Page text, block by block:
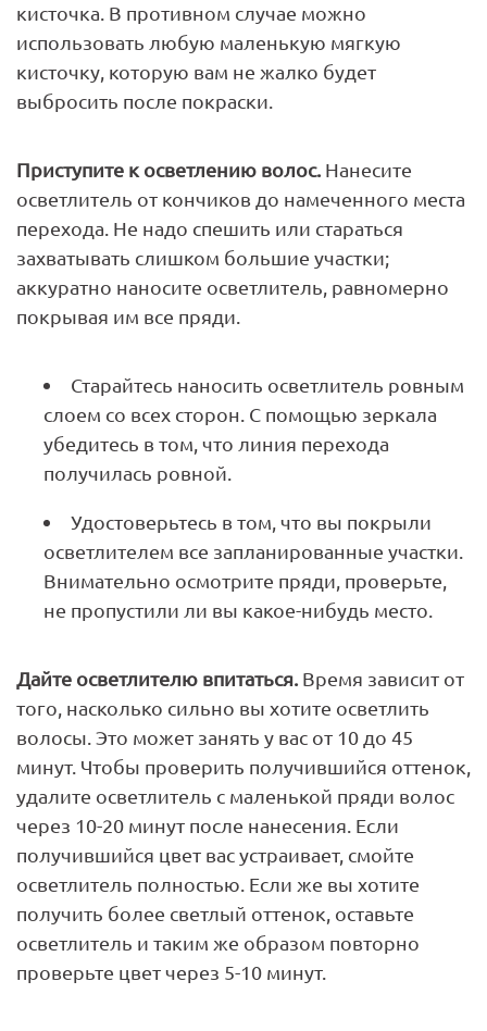
кисточка. В противном случае можно
использовать любую маленькую мягкую
кисточку, которую вам не жалко будет
выбросить после покраски.
Приступите к осветлению волос. Нанесите
осветлитель от кончиков до намеченного места
перехода. Не надо спешить или стараться
захватывать слишком большие участки;
аккуратно наносите осветлитель, равномерно
покрывая им все пряди.
Старайтесь наносить осветлитель ровным
слоем со всех сторон. С помощью зеркала
убедитесь в том, что линия перехода
получилась ровной.
Удостоверьтесь в том, что вы покрыли
осветлителем все запланированные участки.
Внимательно осмотрите пряди, проверьте,
не пропустили ли вы какое-нибудь место.
Дайте осветлителю впитаться. Время зависит от
того, насколько сильно вы хотите осветлить
волосы. Это может занять у вас от 10 до 45
минут. Чтобы проверить получившийся оттенок,
удалите осветлитель с маленькой пряди волос
через 10-20 минут после нанесения. Если
получившийся цвет вас устраивает, смойте
осветлитель полностью. Если же вы хотите
получить более светлый оттенок, оставьте
осветлитель и таким же образом повторно
проверьте цвет через 5-10 минут.